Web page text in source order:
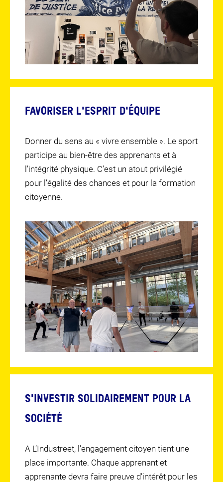
FAVORISER L'ESPRIT D'ÉQUIPE
Donner du sens au « vivre ensemble ». Le sport
participe au bien-être des apprenants et à
l’intégrité physique. C’est un atout privilégié
pour l’égalité des chances et pour la formation
citoyenne.
S'INVESTIR SOLIDAIREMENT POUR LA
SOCIÉTÉ
A L’Industreet, l’engagement citoyen tient une
place importante. Chaque apprenant et
apprenante devra faire preuve d’intérêt pour les